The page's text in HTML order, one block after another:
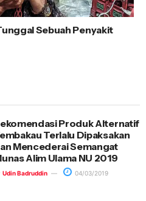
Sebuah Penyakit
Produk Alternatif
Terlalu Dipaksakan
Mencederai Semangat
Alim Ulama NU 2019
Udin Badruddin 04/03/2019